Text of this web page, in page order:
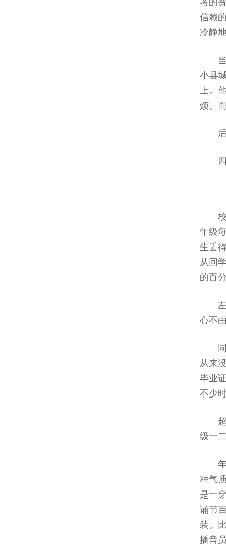
考的
信赖
冷静
小县
上。
烦。
年级
生丢
从回
的百
心不
从来
毕业
不少
级一
种气
是一
诵节
装。
播音